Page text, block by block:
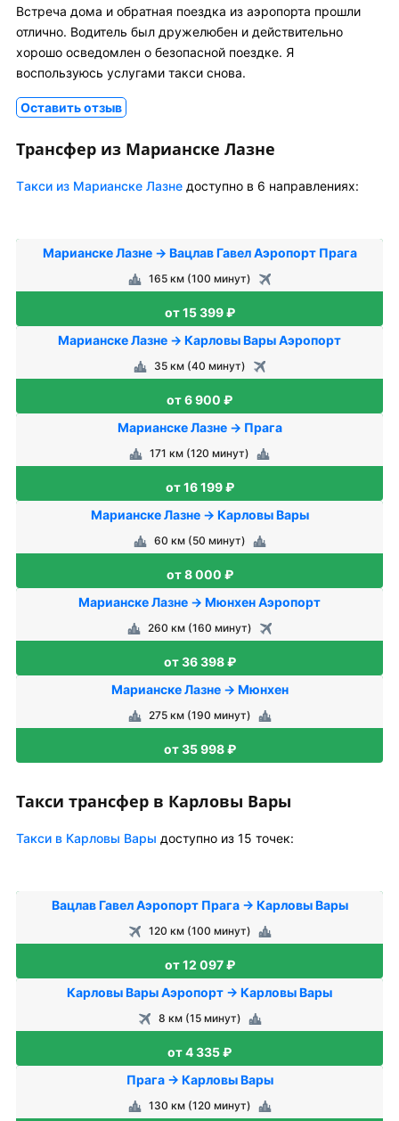
Встреча дома и обратная поездка из аэропорта прошли
отлично. Водитель был дружелюбен и действительно
хорошо осведомлен о безопасной поездке. Я
воспользуюсь услугами такси снова.
Оставить отзыв
Трансфер из Марианске Лазне
Tакси из Марианске Лазне доступно в 6 направлениях:
Марианске Лазнe → Вацлав Гавел Аэропорт Прага
165 км (100 минут)
от 15 399 ₽
Марианске Лазнe → Карловы Вары Аэропорт
35 км (40 минут)
от 6 900 ₽
Марианске Лазнe → Прага
171 км (120 минут)
от 16 199 ₽
Марианске Лазнe → Карловы Вары
60 км (50 минут)
от 8 000 ₽
Марианске Лазнe → Мюнхен Аэропорт
260 км (160 минут)
от 36 398 ₽
Марианске Лазнe → Мюнхен
275 км (190 минут)
от 35 998 ₽
Такси трансфер в Карловы Вары
Такси в Карловы Вары доступно из 15 точек:
Вацлав Гавел Аэропорт Прага → Карловы Вары
120 км (100 минут)
от 12 097 ₽
Карловы Вары Аэропорт → Карловы Вары
8 км (15 минут)
от 4 335 ₽
Прага → Карловы Вары
130 км (120 минут)